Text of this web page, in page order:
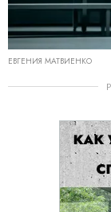
ЕВГЕНИЯ МАТВИЕНКО